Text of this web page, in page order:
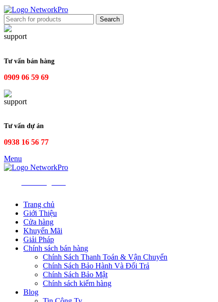
Search
Tư vấn bán hàng
0909 06 59 69
Tư vấn dự án
0938 16 56 77
Menu
Trang chủ
Giới Thiệu
Cửa hàng
Khuyến Mãi
Giải Pháp
Chính sách bán hàng
Chính Sách Thanh Toán & Vận Chuyển
Chính Sách Bảo Hành Và Đổi Trả
Chính Sách Bảo Mật
Chính sách kiểm hàng
Blog